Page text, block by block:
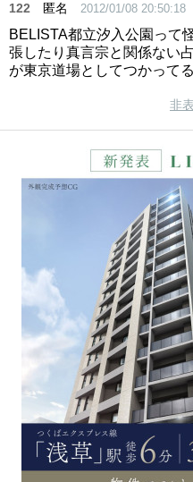
122 匿名 2012/01/08 20:50:18
BELISTA都立汐入公園って
張したり真言宗と関係ない
が東京道場としてつかって
非